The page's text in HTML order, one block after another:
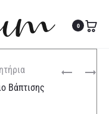
0
Βάπτισης